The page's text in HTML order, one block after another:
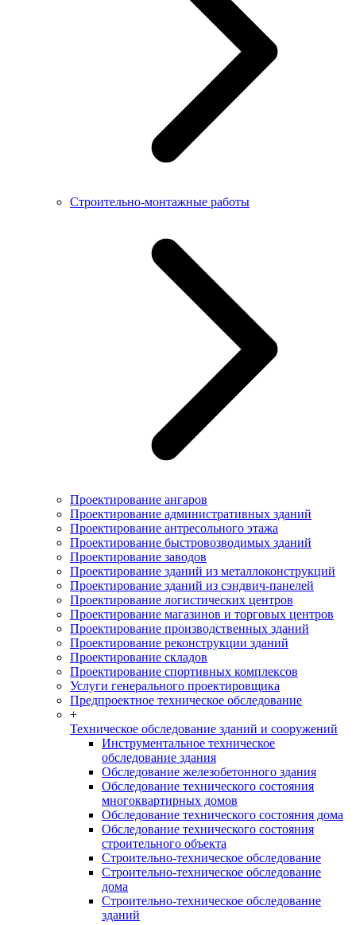
Строительно-монтажные работы
Проектирование ангаров
Проектирование административных зданий
Проектирование антресольного этажа
Проектирование быстровозводимых зданий
Проектирование заводов
Проектирование зданий из металлоконструкций
Проектирование зданий из сэндвич-панелей
Проектирование логистических центров
Проектирование магазинов и торговых центров
Проектирование производственных зданий
Проектирование реконструкции зданий
Проектирование складов
Проектирование спортивных комплексов
Услуги генерального проектировщика
Предпроектное техническое обследование
+
Техническое обследование зданий и сооружений
Инструментальное техническое
обследование здания
Обследование железобетонного здания
Обследование технического состояния
многоквартирных домов
Обследование технического состояния дома
Обследование технического состояния
строительного объекта
Строительно-техническое обследование
Строительно-техническое обследование
дома
Строительно-техническое обследование
зданий